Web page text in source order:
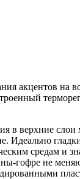
акцентов на
в верхние слои
Идеально
средам и
гофре не